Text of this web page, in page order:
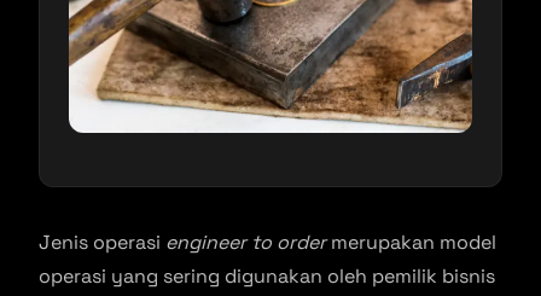
Jenis operasi engineer to ordermerupakan model
operasi yang sering digunakan oleh pemilik bisnis